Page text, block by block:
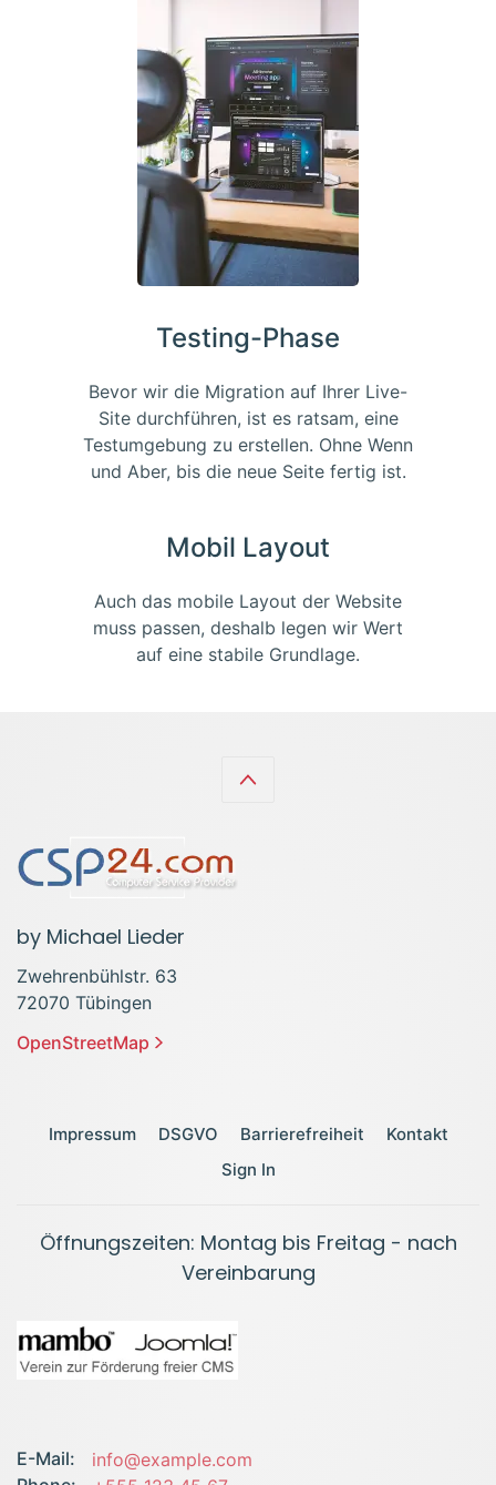
Testing-Phase
Bevor wir die Migration auf Ihrer Live-
Site durchführen, ist es ratsam, eine
Testumgebung zu erstellen. Ohne Wenn
und Aber, bis die neue Seite fertig ist.
Mobil Layout
Auch das mobile Layout der Website
muss passen, deshalb legen wir Wert
auf eine stabile Grundlage.
by Michael Lieder
Zwehrenbühlstr. 63
72070 Tübingen
OpenStreetMap
Impressum DSGVO Barrierefreiheit
Kontakt
Sign In
Öffnungszeiten: Montag bis Freitag - nach
Vereinbarung
E-Mail:
info@example.com